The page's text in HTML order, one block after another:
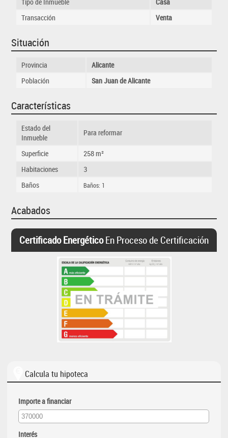
Transacción
Venta
Situación
Provincia
Alicante
Población
San Juan de Alicante
Características
Estado del
Inmueble
Para reformar
Superficie
258 m²
Habitaciones
3
Baños
Baños: 1
Acabados
Certificado EnergéticoEn Proceso de Certificación
Calcula tu hipoteca
Importe a financiar
Interés